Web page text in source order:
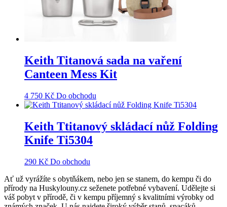
Keith Titanová sada na vaření
Canteen Mess Kit
4 750 Kč Do obchodu
Keith Ttitanový skládací nůž Folding
Knife Ti5304
290 Kč Do obchodu
Ať už vyrážíte s obytňákem, nebo jen se stanem, do kempu či do
přírody na Huskylouny.cz seženete potřebné vybavení. Udělejte si
váš pobyt v přírodě, či v kempu příjemný s kvalitními výrobky od